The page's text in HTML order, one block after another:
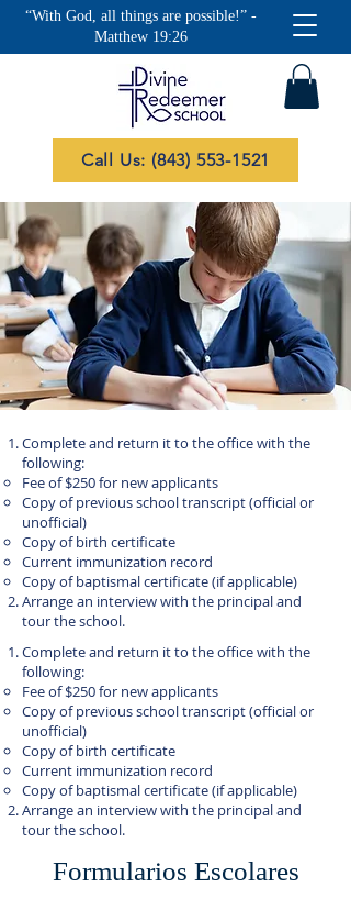
“With God, all things are possible!” -
Matthew 19:26
Call Us: (843) 553-1521
Complete and return it to the office with the
following:
Fee of $250 for new applicants
Copy of previous school transcript (official or
unofficial)
Copy of birth certificate
Current immunization record
Copy of baptismal certificate (if applicable)
Arrange an interview with the principal and
tour the school.
Complete and return it to the office with the
following:
Fee of $250 for new applicants
Copy of previous school transcript (official or
unofficial)
Copy of birth certificate
Current immunization record
Copy of baptismal certificate (if applicable)
Arrange an interview with the principal and
tour the school.
Formularios Escolares